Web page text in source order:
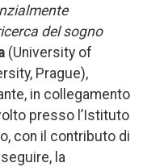
del sogno
(University of
Prague),
in collegamento
presso l’Istituto
con il contributo di
la